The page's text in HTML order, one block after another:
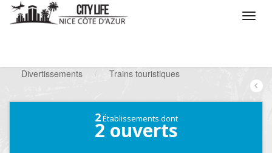
Divertissements
/ Trains touristiques
2Établissements dont
2 ouverts